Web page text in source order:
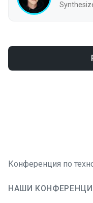
Конференция по
НАШИ